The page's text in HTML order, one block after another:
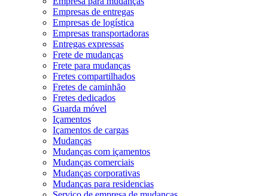
Empresas de entregas
Empresas de logística
Empresas transportadoras
Entregas expressas
Frete de mudanças
Frete para mudanças
Fretes compartilhados
Fretes de caminhão
Fretes dedicados
Guarda móvel
Içamentos
Içamentos de cargas
Mudanças
Mudanças com içamentos
Mudanças comerciais
Mudanças corporativas
Mudanças para residencias